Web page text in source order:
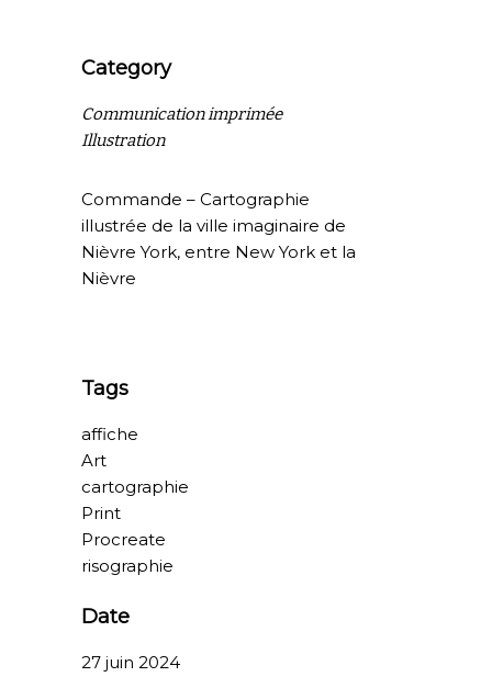
Category
Communication imprimée
Illustration
Commande – Cartographie
illustrée de la ville imaginaire de
Nièvre York, entre New York et la
Nièvre
Tags
affiche
Art
cartographie
Print
Procreate
risographie
Date
27 juin 2024